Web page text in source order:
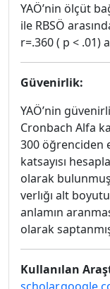
YAÖ’nin ölçüt
ile RBSÖ
r=.360 ( p < .01)
Güvenirlik:
YAÖ’nin
Cronbach Alfa
300 öğrenciden
katsayısı
olarak
verlığı alt
anlamın
olarak
Kullanılan